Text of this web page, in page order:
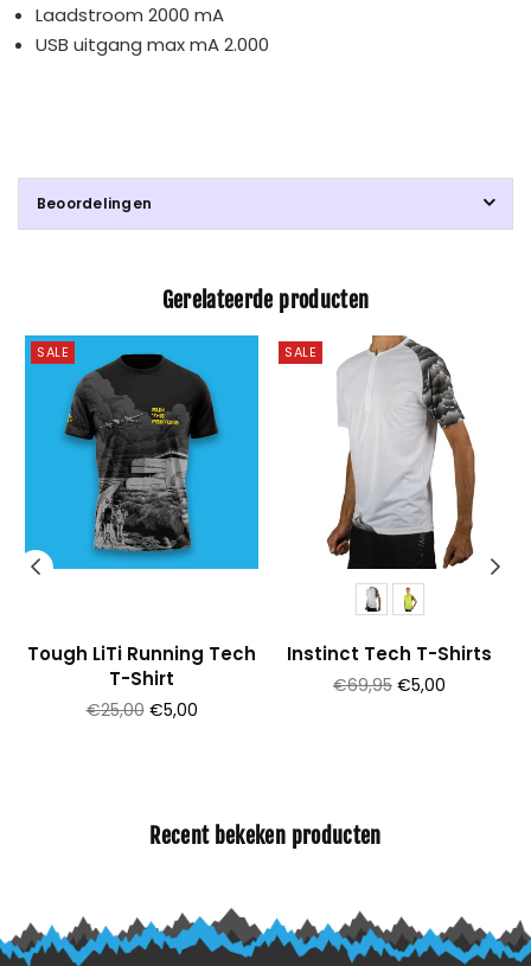
Laadstroom 2000 mA
USB uitgang max mA 2.000
Beoordelingen
Gerelateerde producten
SALE
Tough LiTi Running Tech
T-Shirt
Prijs
€25,00 €5,00
SALE
Instinct Tech T-Shirts
Prijs
€69,95 €5,00
Recent bekeken producten